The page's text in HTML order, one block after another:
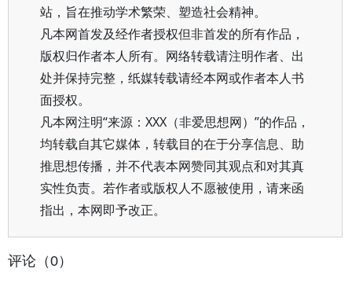
站，旨在推动学术繁荣、塑造社会精神。
凡本网首发及经作者授权但非首发的所有作品，
版权归作者本人所有。网络转载请注明作者、出
处并保持完整，纸媒转载请经本网或作者本人书
面授权。
凡本网注明“来源：XXX（非爱思想网）”的作品，
均转载自其它媒体，转载目的在于分享信息、助
推思想传播，并不代表本网赞同其观点和对其真
实性负责。若作者或版权人不愿被使用，请来函
指出，本网即予改正。
评论（0）